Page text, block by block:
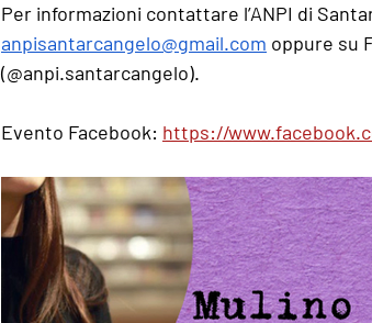
Per informazioni contattare l’ANPI di
anpisantarcangelo@gmail.com oppure su
(@anpi.santarcangelo).
Evento Facebook: https://